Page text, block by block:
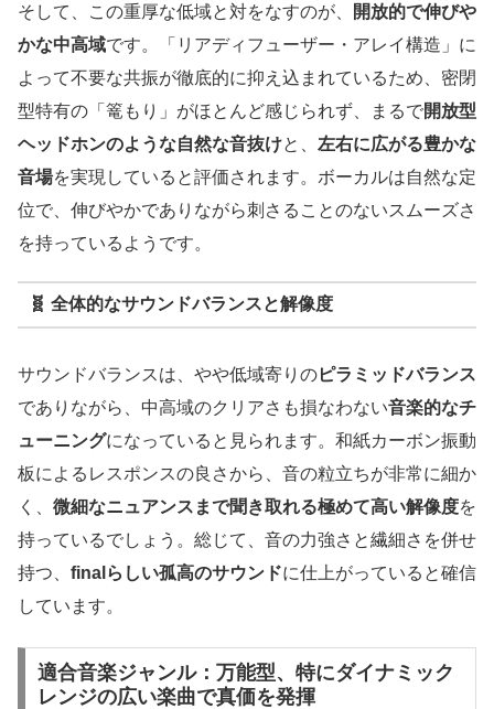
そして、この重厚な低域と対をなすのが、
開放的で伸びや
かな中高域です。「リアディフューザー・アレイ構造」に
よって不要な共振が徹底的に抑え込まれているため、密閉
型特有の「篭もり」がほとんど感じられず、まるで開放型
ヘッドホンのような自然な音抜けと、 左右に広がる豊かな
音場を実現していると評価されます。ボーカルは自然な定
位で、伸びやかでありながら刺さることのないスムーズさ
を持っているようです。
🧬 全体的なサウンドバランスと解像度
サウンドバランスは、やや低域寄りのピラミッドバランス
でありながら、中高域のクリアさも損なわない音楽的なチ
ューニングになっていると見られます。和紙カーボン振動
板によるレスポンスの良さから、音の粒立ちが非常に細か
く、 微細なニュアンスまで聞き取れる極めて高い解像度を
持っているでしょう。総じて、音の力強さと繊細さを併せ
持つ、 finalらしい孤高のサウンドに仕上がっていると確信
しています。
適合音楽ジャンル：万能型、特にダイナミック
レンジの広い楽曲で真価を発揮